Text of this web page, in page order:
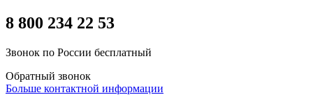
8 800 234 22 53
Звонок по России бесплатный
Обратный звонок
Больше контактной информации